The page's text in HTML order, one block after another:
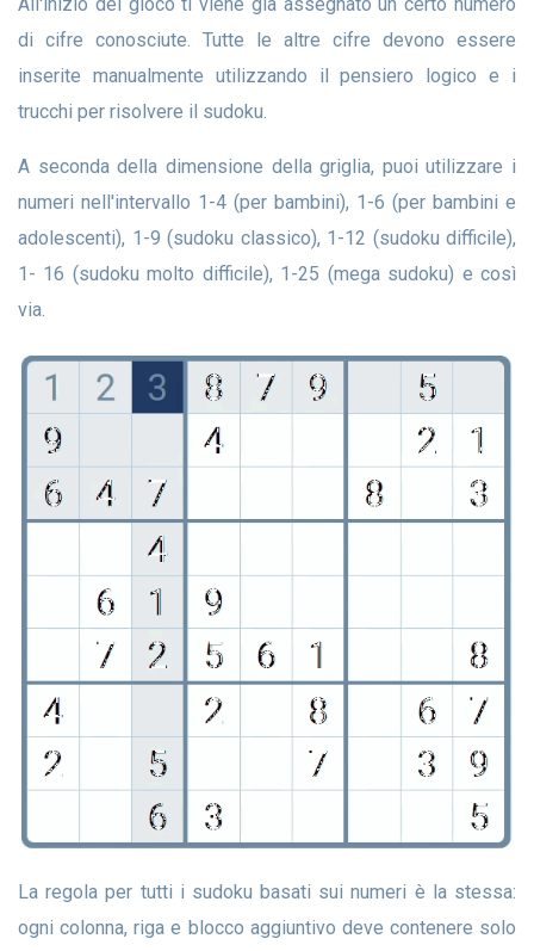
di cifre conosciute. Tutte le altre cifre devono essere
inserite manualmente utilizzando il pensiero logico e i
trucchi per risolvere il sudoku.
A seconda della dimensione della griglia, puoi utilizzare i
numeri nell'intervallo 1-4 (per bambini), 1-6 (per bambini e
adolescenti), 1-9 (sudoku classico), 1-12 (sudoku difficile),
1- 16 (sudoku molto difficile), 1-25 (mega sudoku) e così
via.
La regola per tutti i sudoku basati sui numeri è la stessa:
ogni colonna, riga e blocco aggiuntivo deve contenere solo